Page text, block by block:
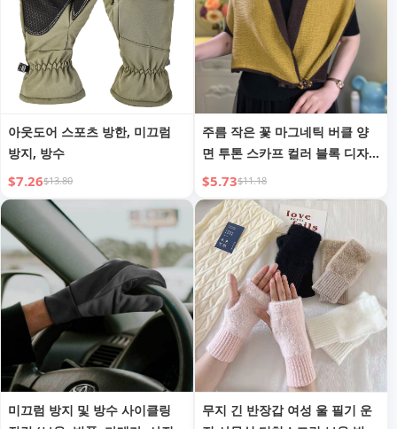
아웃도어 스포츠 방한, 미끄럼
방지, 방수
$7.26$13.80
주름 작은 꽃 마그네틱 버클 양
면 투톤 스카프 컬러 블록 디자
인 멀티플 웜 스카프 목걸이 숄
패션
$5.73$11.18
미끄럼 방지 및 방수 사이클링
무지 긴 반장갑 여성 울 필기 운